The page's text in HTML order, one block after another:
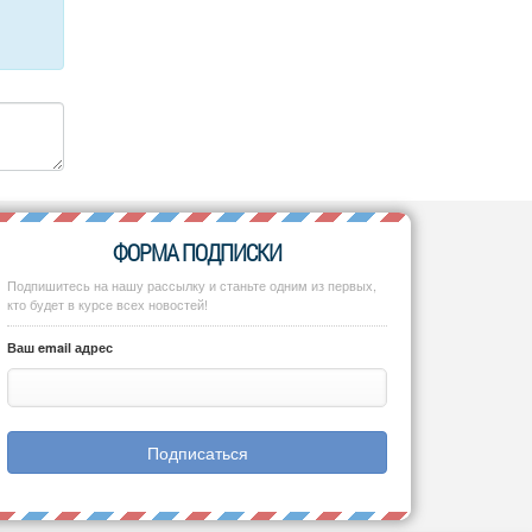
ФОРМА ПОДПИСКИ
Подпишитесь на нашу рассылку и станьте одним из первых,
кто будет в курсе всех новостей!
Ваш email адрес
Подписаться